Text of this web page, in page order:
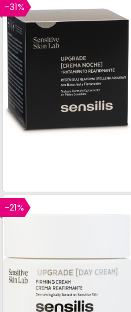
-31%
-21%